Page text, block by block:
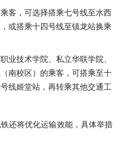
客，可选择搭乘七号线至水西
或搭乘十四号线至镇龙站换乘
业技术学院、私立华联学院、
南校区）的乘客，可搭乘至十
线姬堂站，再转乘其他交通工
还将优化运输效能，具体举措